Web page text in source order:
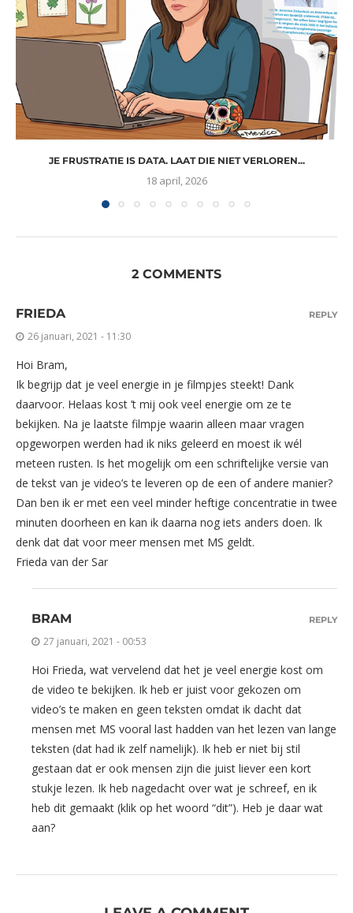
JE FRUSTRATIE IS DATA. LAAT DIE NIET VERLOREN...
18 april, 2026
2 COMMENTS
FRIEDA
26 januari, 2021 - 11:30
Hoi Bram,
Ik begrijp dat je veel energie in je filmpjes steekt! Dank
daarvoor. Helaas kost ’t mij ook veel energie om ze te
bekijken. Na je laatste filmpje waarin alleen maar vragen
opgeworpen werden had ik niks geleerd en moest ik wél
meteen rusten. Is het mogelijk om een schriftelijke versie van
de tekst van je video’s te leveren op de een of andere manier?
Dan ben ik er met een veel minder heftige concentratie in twee
minuten doorheen en kan ik daarna nog iets anders doen. Ik
denk dat dat voor meer mensen met MS geldt.
Frieda van der Sar
REPLY
BRAM
27 januari, 2021 - 00:53
Hoi Frieda, wat vervelend dat het je veel energie kost om
de video te bekijken. Ik heb er juist voor gekozen om
video’s te maken en geen teksten omdat ik dacht dat
mensen met MS vooral last hadden van het lezen van lange
teksten (dat had ik zelf namelijk). Ik heb er niet bij stil
gestaan dat er ook mensen zijn die juist liever een kort
stukje lezen. Ik heb nagedacht over wat je schreef, en ik
heb dit gemaakt (klik op het woord “dit”). Heb je daar wat
aan?
REPLY